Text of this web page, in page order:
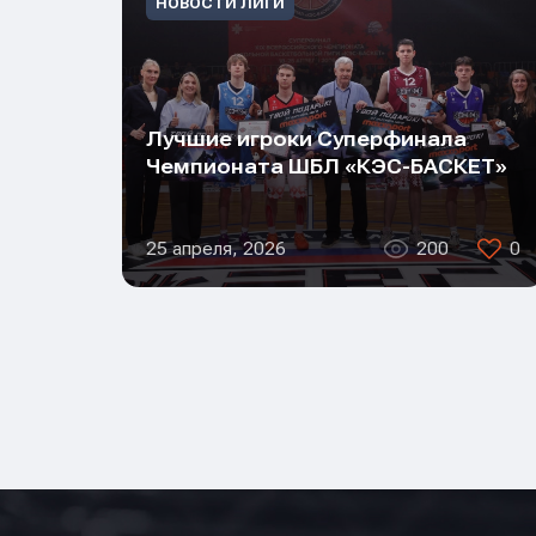
НОВОСТИ ЛИГИ
Лучшие игроки Суперфинала
Чемпионата ШБЛ «КЭС-БАСКЕТ»
25 апреля, 2026 200 0